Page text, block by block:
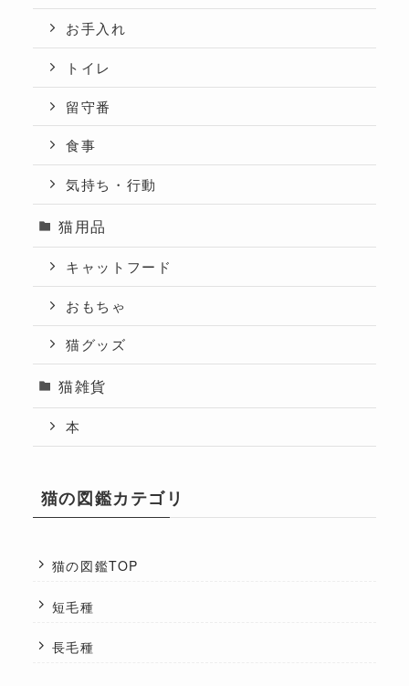
お手入れ
トイレ
留守番
食事
気持ち・行動
猫用品
キャットフード
おもちゃ
猫グッズ
猫雑貨
本
猫の図鑑カテゴリ
猫の図鑑TOP
短毛種
長毛種